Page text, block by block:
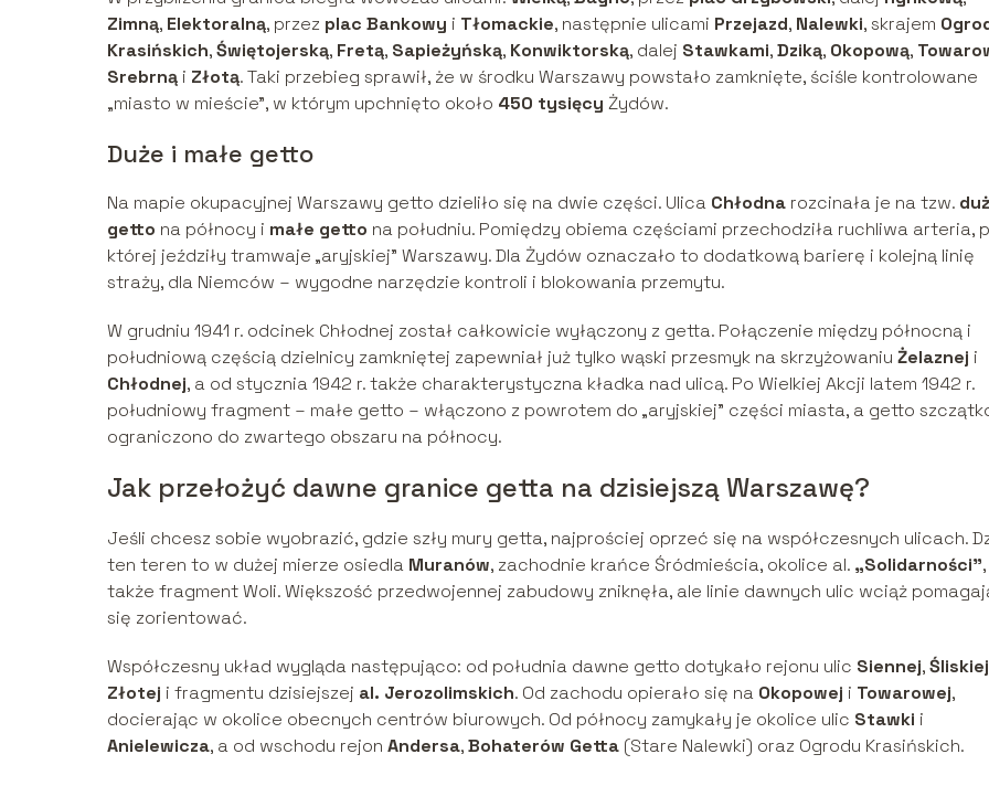
Zimną, Elektoralną, przez plac Bankowy i Tłomackie, następnie ulicami Przejazd, Nalewki, skrajem
Krasińskich,Świętojerską, Fretą, Sapieżyńską, Konwiktorską, dalej Stawkami,Dziką, Okopową,
Srebrną i Złotą. Taki przebieg sprawił, że w środku Warszawy powstało zamknięte, ściśle kontrolowane
„miasto w mieście”, w którym upchnięto około 450 tysięcy Żydów.
Duże i małe getto
Na mapie okupacyjnej Warszawy getto dzieliło się na dwie części. Ulica Chłodna rozcinała je na tzw.
getto na północy i małe getto na południu. Pomiędzy obiema częściami przechodziła ruchliwa arteria,
której jeździły tramwaje „aryjskiej” Warszawy. Dla Żydów oznaczało to dodatkową barierę i kolejną linię
straży, dla Niemców – wygodne narzędzie kontroli i blokowania przemytu.
W grudniu 1941 r. odcinek Chłodnej został całkowicie wyłączony z getta. Połączenie między północną i
południową częścią dzielnicy zamkniętej zapewniał już tylko wąski przesmyk na skrzyżowaniu Żelaznej i
Chłodnej, a od stycznia 1942 r. także charakterystyczna kładka nad ulicą. Po Wielkiej Akcji latem 1942 r.
południowy fragment – małe getto – włączono z powrotem do „aryjskiej” części miasta, a getto
ograniczono do zwartego obszaru na północy.
Jak przełożyć dawne granice getta na dzisiejszą Warszawę?
Jeśli chcesz sobie wyobrazić, gdzie szły mury getta, najprościej oprzeć się na współczesnych ulicach.
ten teren to w dużej mierze osiedla Muranów, zachodnie krańce Śródmieścia, okolice al. „Solidarności”
także fragment Woli. Większość przedwojennej zabudowy zniknęła, ale linie dawnych ulic wciąż
się zorientować.
Współczesny układ wygląda następująco: od południa dawne getto dotykało rejonu ulic Siennej,Śliskiej
Złotej i fragmentu dzisiejszej al. Jerozolimskich. Od zachodu opierało się na Okopowej i Towarowej,
docierając w okolice obecnych centrów biurowych. Od północy zamykały je okolice ulic Stawki i
Anielewicza, a od wschodu rejon Andersa,Bohaterów Getta (Stare Nalewki) oraz Ogrodu Krasińskich.